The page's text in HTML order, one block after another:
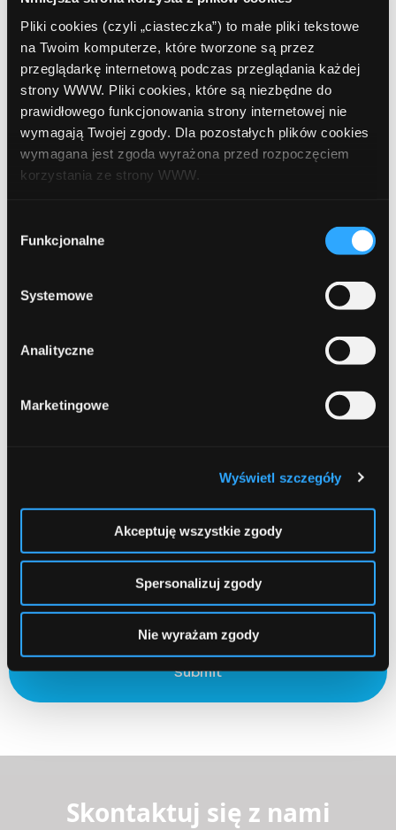
Pliki cookies (czyli „ciasteczka”) to małe pliki tekstowe
na Twoim komputerze, które tworzone są przez
przeglądarkę internetową podczas przeglądania każdej
strony WWW. Pliki cookies, które są niezbędne do
prawidłowego funkcjonowania strony internetowej nie
wymagają Twojej zgody. Dla pozostałych plików cookies
wymagana jest zgoda wyrażona przed rozpoczęciem
korzystania ze strony WWW.
formy korzystania z plików cookies. Więcej:
Polityka
zgody
Funkcjonalne
Systemowe
Analityczne
Marketingowe
Wyświetl szczegóły
Akceptuję wszystkie zgody
Spersonalizuj zgody
Nie wyrażam zgody
Leave a comment
Comment Required
Zapamiętaj moje dane w tej przeglądarce podczas pisania
kolejnych komentarzy.
Submit
Skontaktuj się z nami